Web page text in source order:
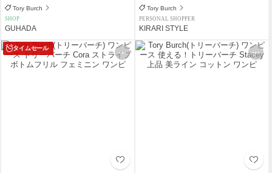
Tory Burch
SHOP
GUHADA
Tory Burch
PERSONAL SHOPPER
KIRARI STYLE
タイムセール